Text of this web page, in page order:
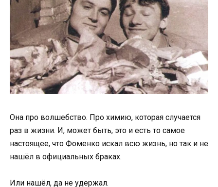
Она про волшебство. Про химию, которая случается
раз в жизни. И, может быть, это и есть то самое
настоящее, что Фоменко искал всю жизнь, но так и не
нашёл в официальных браках.
Или нашёл, да не удержал.